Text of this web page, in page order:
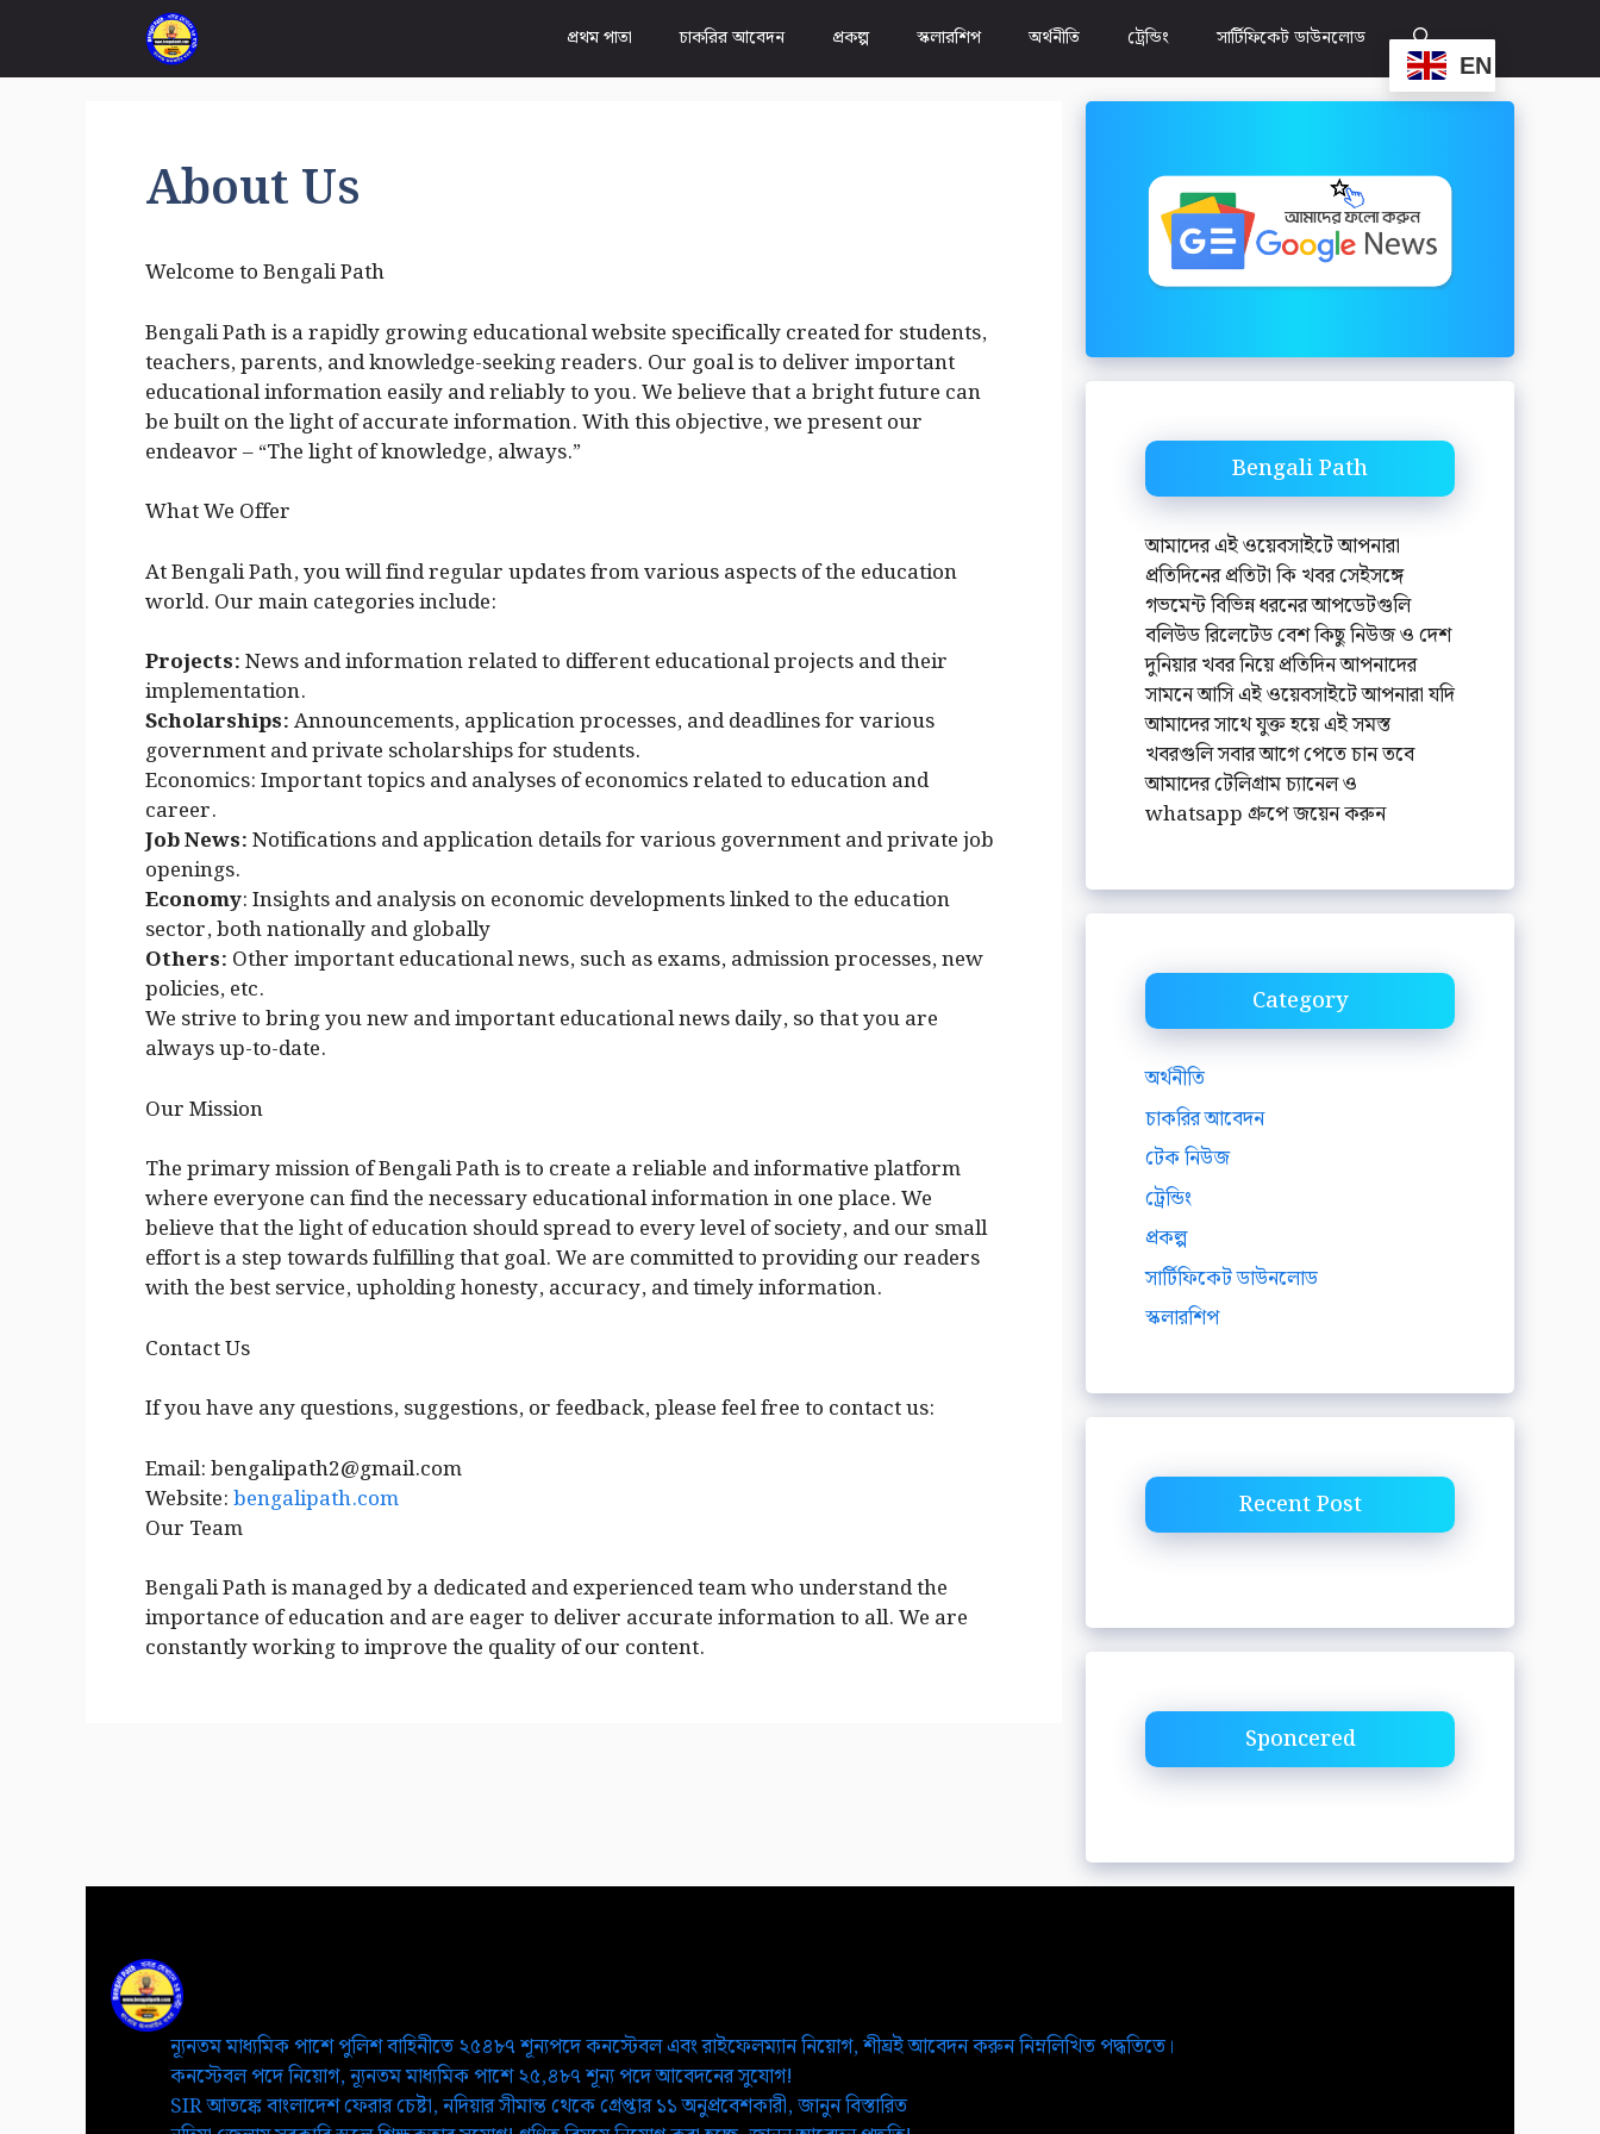
content
প্রথম পাতা চাকরির আবেদন প্রকল্প স্কলারশিপ অর্থনীতি ট্রেন্ডিং সার্টিফিকেট ডাউনলোড
EN
About Us
Welcome to Bengali Path
Bengali Path is a rapidly growing educational website specifically created for students,
teachers, parents, and knowledge-seeking readers. Our goal is to deliver important
educational information easily and reliably to you. We believe that a bright future can
be built on the light of accurate information. With this objective, we present our
endeavor – “The light of knowledge, always.”
What We Offer
At Bengali Path, you will find regular updates from various aspects of the education
world. Our main categories include:
Projects:News and information related to different educational projects and their
implementation.
Scholarships:Announcements, application processes, and deadlines for various
government and private scholarships for students.
Economics: Important topics and analyses of economics related to education and
career.
Job News:Notifications and application details for various government and private job
openings.
Economy: Insights and analysis on economic developments linked to the education
sector, both nationally and globally
Others: Other important educational news, such as exams, admission processes, new
policies, etc.
We strive to bring you new and important educational news daily, so that you are
always up-to-date.
Our Mission
The primary mission of Bengali Path is to create a reliable and informative platform
where everyone can find the necessary educational information in one place. We
believe that the light of education should spread to every level of society, and our small
effort is a step towards fulfilling that goal. We are committed to providing our readers
with the best service, upholding honesty, accuracy, and timely information.
Contact Us
If you have any questions, suggestions, or feedback, please feel free to contact us:
Email: bengalipath2@gmail.com
Website:bengalipath.com
Our Team
Bengali Path is managed by a dedicated and experienced team who understand the
importance of education and are eager to deliver accurate information to all. We are
constantly working to improve the quality of our content.
Bengali Path
আমাদের এই ওয়েবসাইটে আপনারা
প্রতিদিনের প্রতিটা কি খবর সেইসঙ্গে
গভমেন্ট বিভিন্ন ধরনের আপডেটগুলি
বলিউড রিলেটেড বেশ কিছু নিউজ ও দেশ
দুনিয়ার খবর নিয়ে প্রতিদিন আপনাদের
সামনে আসি এই ওয়েবসাইটে আপনারা যদি
আমাদের সাথে যুক্ত হয়ে এই সমস্ত
খবরগুলি সবার আগে পেতে চান তবে
আমাদের টেলিগ্রাম চ্যানেল ও
whatsapp গ্রুপে জয়েন করুন
Category
অর্থনীতি
চাকরির আবেদন
টেক নিউজ
ট্রেন্ডিং
প্রকল্প
সার্টিফিকেট ডাউনলোড
স্কলারশিপ
Recent Post
Sponcered
ন্যূনতম মাধ্যমিক পাশে পুলিশ বাহিনীতে ২৫৪৮৭ শূন্যপদে কনস্টেবল এবং রাইফেলম্যান নিয়োগ, শীঘ্রই আবেদন করুন নিম্নলিখিত পদ্ধতিতে।
কনস্টেবল পদে নিয়োগ, ন্যূনতম মাধ্যমিক পাশে ২৫,৪৮৭ শূন্য পদে আবেদনের সুযোগ!
SIR আতঙ্কে বাংলাদেশ ফেরার চেষ্টা, নদিয়ার সীমান্ত থেকে গ্রেপ্তার ১১ অনুপ্রবেশকারী, জানুন বিস্তারিত